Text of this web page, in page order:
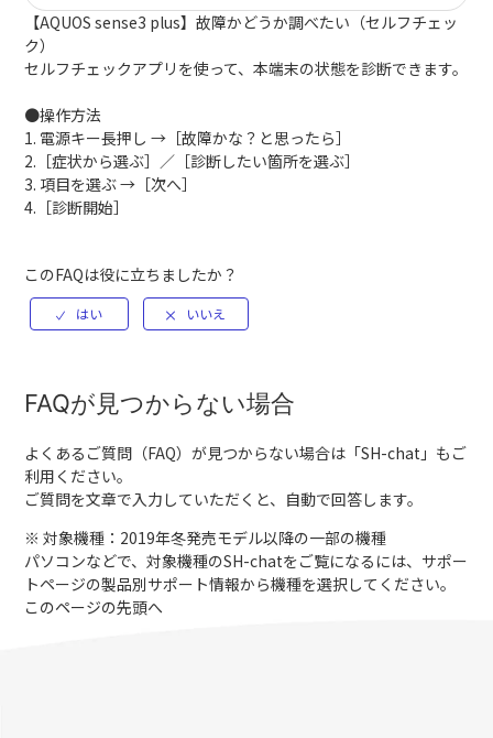
【AQUOS sense3 plus】故障かどうか調べたい（セルフチェッ
ク）
セルフチェックアプリを使って、本端末の状態を診断できます。
●操作方法
1. 電源キー長押し →［故障かな？と思ったら］
2.［症状から選ぶ］／［診断したい箇所を選ぶ］
3. 項目を選ぶ →［次へ］
4.［診断開始］
このFAQは役に立ちましたか？
FAQが見つからない場合
よくあるご質問（FAQ）が見つからない場合は「SH-chat 」もご
利用ください。
ご質問を文章で入力していただくと、自動で回答します。
※ 対象機種：2019年冬発売モデル以降の一部の機種
パソコンなどで、対象機種のSH-chatをご覧になるには、サポー
トページの製品別サポート情報から機種を選択してください。
このページの先頭へ